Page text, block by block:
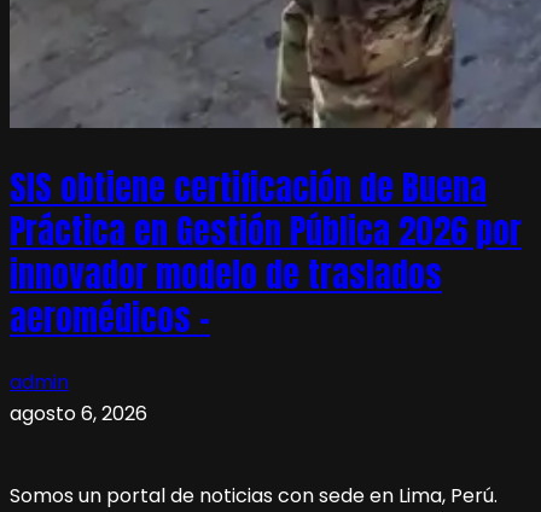
SIS obtiene certificación de Buena
Práctica en Gestión Pública 2026 por
innovador modelo de traslados
aeromédicos –
admin
agosto 6, 2026
Somos un portal de noticias con sede en Lima, Perú.